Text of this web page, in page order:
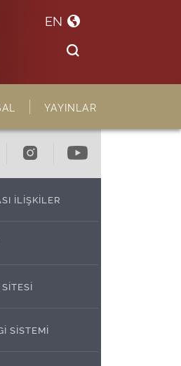
EN
YAYINLAR
İLİŞKİLER
SİSTEMİ